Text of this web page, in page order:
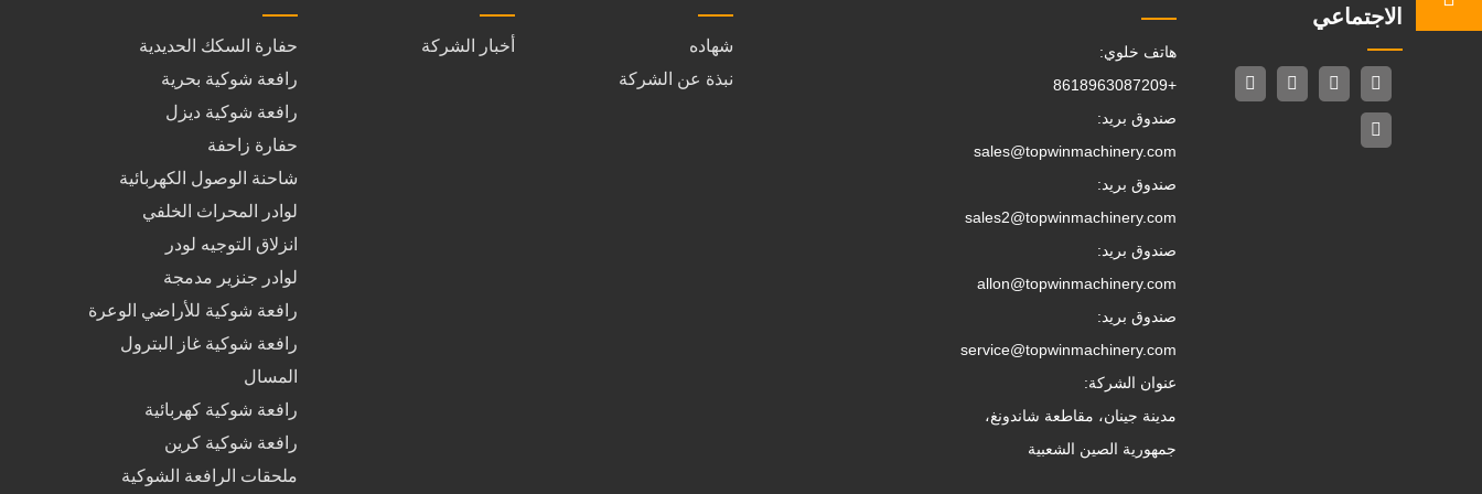
حفارة السكك الحديدية
رافعة شوكية بحرية
رافعة شوكية ديزل
حفارة زاحفة
شاحنة الوصول الكهربائية
لوادر المحراث الخلفي
انزلاق التوجيه لودر
لوادر جنزير مدمجة
رافعة شوكية للأراضي الوعرة
رافعة شوكية غاز البترول
المسال
رافعة شوكية كهربائية
رافعة شوكية كرين
ملحقات الرافعة الشوكية
أخبار الشركة
شهاده
نبذة عن الشركة
هاتف خلوي:
+8618963087209
صندوق بريد:
sales@topwinmachinery.com
صندوق بريد:
sales2@topwinmachinery.com
صندوق بريد:
allon@topwinmachinery.com
صندوق بريد:
service@topwinmachinery.com
عنوان الشركة:
مدينة جينان، مقاطعة شاندونغ،
جمهورية الصين الشعبية
الاجتماعي